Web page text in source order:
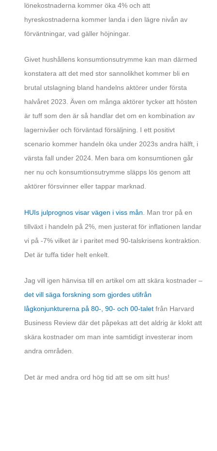
lönekostnaderna kommer öka 4% och att
hyreskostnaderna kommer landa i den lägre nivån av
förväntningar, vad gäller höjningar.
Givet hushållens konsumtionsutrymme kan man därmed
konstatera att det med stor sannolikhet kommer bli en
brutal utslagning bland handelns aktörer under första
halvåret 2023. Även om många aktörer tycker att hösten
är tuff som den är så handlar det om en kombination av
lagernivåer och förväntad försäljning. I ett positivt
scenario kommer handeln öka under 2023s andra hälft, i
värsta fall under 2024. Men bara om konsumtionen går
ner nu och konsumtionsutrymme släpps lös genom att
aktörer försvinner eller tappar marknad.
HUIs julprognos visar vägen i viss mån . Man tror på en
tillväxt i handeln på 2%, men justerat för inflationen landar
vi på -7% vilket är i paritet med 90-talskrisens kontraktion.
Det är tuffa tider helt enkelt.
Jag vill igen hänvisa till en artikel om att skära kostnader –
det vill säga forskning som gjordes utifrån
lågkonjunkturerna på 80-, 90- och 00-talet från Harvard
Business Review där det påpekas att det aldrig är klokt att
skära kostnader om man inte samtidigt investerar inom
andra områden.
Det är med andra ord hög tid att se om sitt hus!